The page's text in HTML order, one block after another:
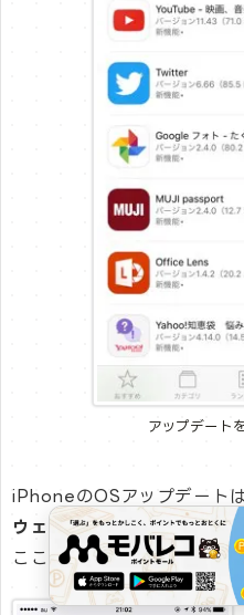
アップデート
iPhoneのOSアップデートは
ウェアアップデート】から
ここから実行できます。